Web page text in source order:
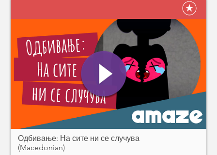
Одбивање: На сите ни се случува
(Macedonian)